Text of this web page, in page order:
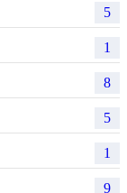
5
1
8
5
1
9